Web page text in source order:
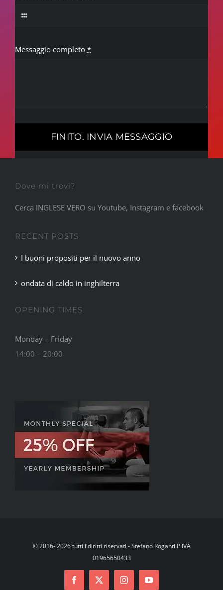
Messaggio completo *
FINITO. INVIA MESSAGGIO
Dove mi trovi?
Cerca INGLESE VERO su Youtube, Instagram e facebook
RECENT POSTS
I buoni propositi per il nuovo anno
ondata di caldo in inghilterra
OPENING TIMES
Monday – Friday
14:00 – 20:00
© 2016- 2026 tutti i diritti riservati - Stefano Roganti P.IVA
01965650433